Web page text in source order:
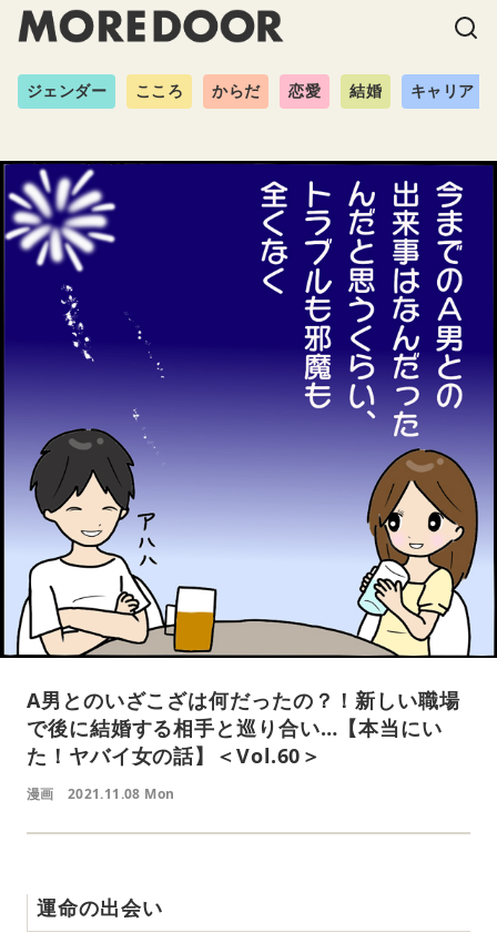
ジェンダー こころ からだ 恋愛 結婚 キャリア
A男とのいざこざは何だったの？！新しい職場
で後に結婚する相手と巡り合い…【本当にい
た！ヤバイ女の話】＜Vol.60＞
漫画 2021.11.08 Mon
運命の出会い